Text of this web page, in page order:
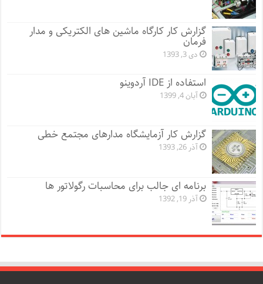
گزارش کار کارگاه ماشین های الکتریکی و مدار
فرمان
دی 3, 1393
استفاده از IDE آردوینو
آبان 4, 1399
گزارش کار آزمایشگاه مدارهای مجتمع خطی
آذر 26, 1393
برنامه ای جالب برای محاسبات رگولاتور ها
آذر 19, 1392